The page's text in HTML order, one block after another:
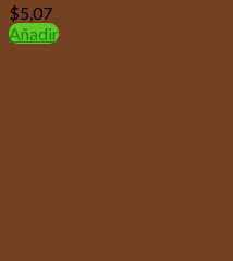
$5,07
Añadir